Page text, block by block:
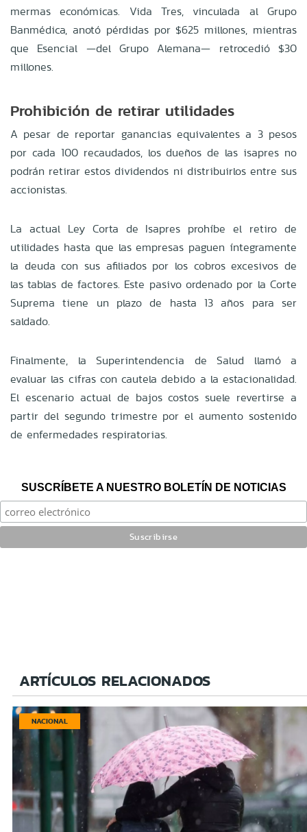
mermas económicas. Vida Tres, vinculada al Grupo
Banmédica, anotó pérdidas por $625 millones, mientras
que Esencial —del Grupo Alemana— retrocedió $30
millones.
Prohibición de retirar utilidades
A pesar de reportar ganancias equivalentes a 3 pesos
por cada 100 recaudados, los dueños de las isapres no
podrán retirar estos dividendos ni distribuirlos entre sus
accionistas.
La actual Ley Corta de Isapres prohíbe el retiro de
utilidades hasta que las empresas paguen íntegramente
la deuda con sus afiliados por los cobros excesivos de
las tablas de factores. Este pasivo ordenado por la Corte
Suprema tiene un plazo de hasta 13 años para ser
saldado.
Finalmente, la Superintendencia de Salud llamó a
evaluar las cifras con cautela debido a la estacionalidad.
El escenario actual de bajos costos suele revertirse a
partir del segundo trimestre por el aumento sostenido
de enfermedades respiratorias.
SUSCRÍBETE A NUESTRO BOLETÍN DE NOTICIAS
ARTÍCULOS RELACIONADOS
NACIONAL